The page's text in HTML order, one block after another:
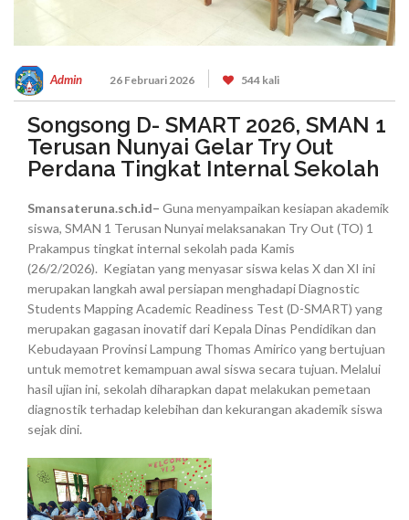
Admin 26 Februari 2026 544 kali
Songsong D- SMART 2026, SMAN 1
Terusan Nunyai Gelar Try Out
Perdana Tingkat Internal Sekolah
Smansateruna.sch.id– Guna menyampaikan kesiapan akademik
siswa, SMAN 1 Terusan Nunyai melaksanakan Try Out (TO) 1
Prakampus tingkat internal sekolah pada Kamis
(26/2/2026). Kegiatan yang menyasar siswa kelas X dan XI ini
merupakan langkah awal persiapan menghadapi Diagnostic
Students Mapping Academic Readiness Test (D-SMART) yang
merupakan gagasan inovatif dari Kepala Dinas Pendidikan dan
Kebudayaan Provinsi Lampung Thomas Amirico yang bertujuan
untuk memotret kemampuan awal siswa secara tujuan. Melalui
hasil ujian ini, sekolah diharapkan dapat melakukan pemetaan
diagnostik terhadap kelebihan dan kekurangan akademik siswa
sejak dini.